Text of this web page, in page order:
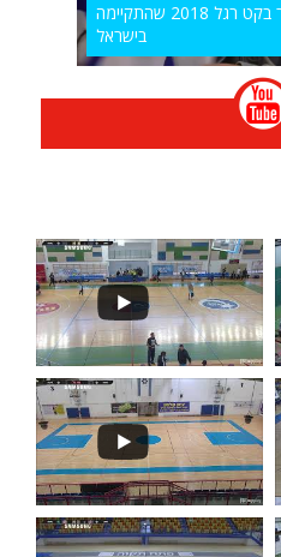
אליפות העולם לבתי ספר בקט רגל 2018 שהתקיימה
בישראל